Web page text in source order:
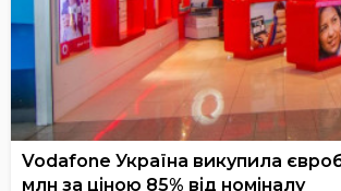
Vodafone Україна викупила
млн за ціною 85% від номіналу